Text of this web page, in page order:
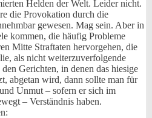
Helden der Welt. Leider nicht.
die Provokation durch die
gewesen. Mag sein. Aber in
kommen, die häufig Probleme
Mitte Straftaten hervorgehen, die
als nicht weiterzuverfolgende
Gerichten, in denen das hiesige
abgetan wird, dann sollte man für
Unmut – sofern er sich im
– Verständnis haben.